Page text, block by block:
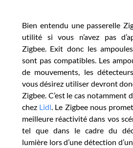
Bien entendu une passerelle
utilité si vous n’avez pas
Zigbee. Exit donc les
sont pas compatibles. Les
de mouvements, les
vous désirez utiliser devront
Zigbee. C’est le cas notamment
chez Lidl. Le Zigbee nous
meilleure réactivité dans vos
tel que dans le cadre du
lumière lors d’une détection